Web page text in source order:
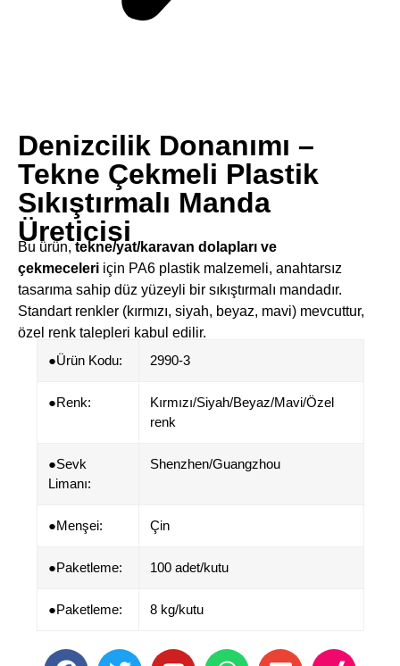
Denizcilik Donanımı –
Tekne Çekmeli Plastik
Sıkıştırmalı Manda
Üreticisi
Bu ürün, ​ tekne/yat/karavan dolapları ve
çekmeceleri için PA6 plastik malzemeli, anahtarsız
tasarıma sahip düz yüzeyli bir sıkıştırmalı mandadır.
Standart renkler (kırmızı, siyah, beyaz, mavi) mevcuttur,
özel renk talepleri kabul edilir.
●Ürün Kodu:
2990-3
●​​Renk:
Kırmızı/Siyah/Beyaz/Mavi/Özel
renk
●Sevk
Limanı:
Shenzhen/Guangzhou
●​Menşei: Çin
●Paketleme: 100 adet/kutu
●Paketleme: 8 kg/kutu